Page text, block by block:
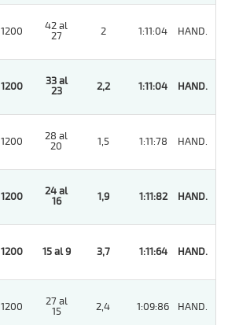
1200
42 al
27
2 1:11:04 HAND.
1200
33 al
23
2,2 1:11:04 HAND.
1200
28 al
20
1,5 1:11:78 HAND.
1200
24 al
16
1,9 1:11:82 HAND.
1200 15 al 9 3,7 1:11:64 HAND.
1200
27 al
15
2,4 1:09:86 HAND.